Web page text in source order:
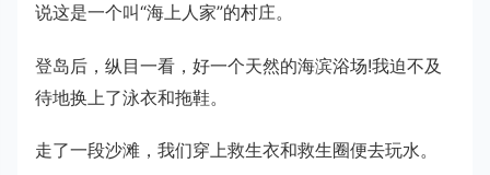
说这是一个叫“海上人家”的村庄。
登岛后，纵目一看，好一个天然的海滨浴场!我迫不及
待地换上了泳衣和拖鞋。
走了一段沙滩，我们穿上救生衣和救生圈便去玩水。